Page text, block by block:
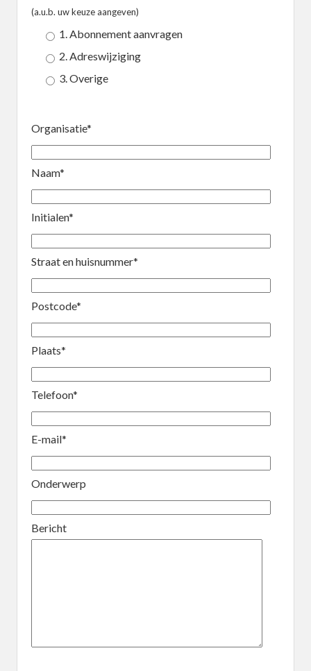
(a.u.b. uw keuze aangeven)
1. Abonnement aanvragen
2. Adreswijziging
3. Overige
Organisatie*
Naam*
Initialen*
Straat en huisnummer*
Postcode*
Plaats*
Telefoon*
E-mail*
Onderwerp
Bericht